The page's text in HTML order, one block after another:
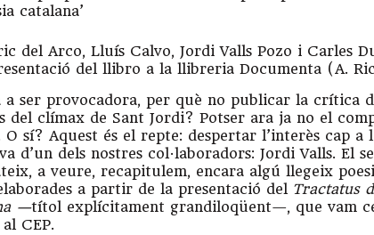
catalana’
del Arco, Lluís Calvo, Jordi Valls Pozo i Carles
del llibro a la llibreria Documenta (A.
a ser provocadora, per què no publicar la crítica
del clímax de Sant Jordi? Potser ara ja no el
sí? Aquest és el repte: despertar l’interès cap a
d’un dels nostres col·laboradors: Jordi Valls. El
a veure, recapitulem, encara algú llegeix
a partir de la presentació del Tractatus
—títol explícitament grandiloqüent—, que vam
CEP.